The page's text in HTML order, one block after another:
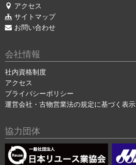
アクセス
サイトマップ
お問い合わせ
会社情報
社内資格制度
アクセス
プライバシーポリシー
運営会社・古物営業法の規定に基づく表示
協力団体